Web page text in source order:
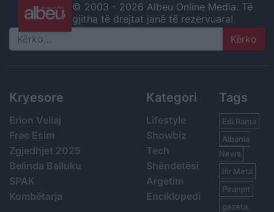
© 2003 - 2026 Albeu Online Media. Të
gjitha të drejtat janë të rezervuara!
Search
Kryesore
Erion Veliaj
Free Esim
Zgjedhjet 2025
Belinda Balluku
SPAK
Kombëtarja
Kategori
Lifestyle
Showbiz
Tech
Shëndetësi
Argetim
Enciklopedi
Tags
Edi Rama
Albania
News
Ilir Meta
Piranjat
gazeta,